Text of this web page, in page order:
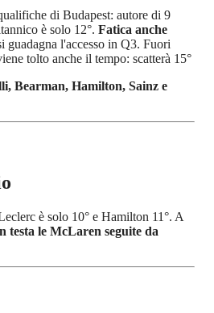
di Budapest: autore di 9
è solo 12°. Fatica anche
guadagna l'accesso in Q3. Fuori
tolto anche il tempo: scatterà 15°
Bearman, Hamilton, Sainz e
è solo 10° e Hamilton 11°. A
testa le McLaren seguite da